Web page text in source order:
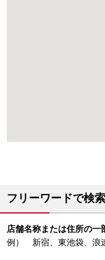
フリーワードで検索
店舗名称または住所の一
例） 新宿、東池袋、浪